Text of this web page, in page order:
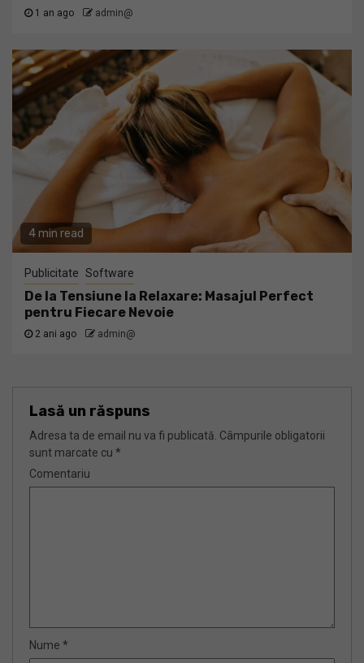
1 an ago admin@
4 min read
Publicitate Software
De la Tensiune la Relaxare: Masajul Perfect
pentru Fiecare Nevoie
2 ani ago admin@
Lasă un răspuns
Adresa ta de email nu va fi publicată. Câmpurile obligatorii
sunt marcate cu *
Comentariu
Nume *